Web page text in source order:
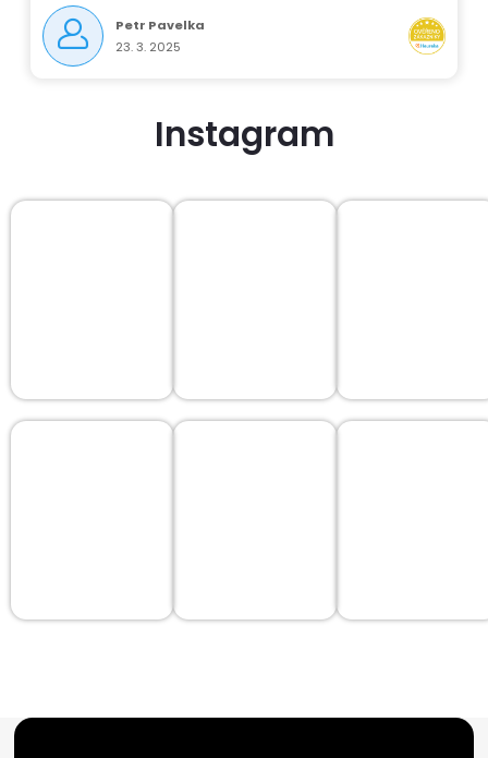
Petr Pavelka
23. 3. 2025
Instagram